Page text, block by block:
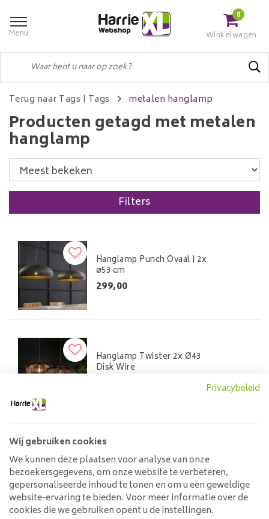
Menu
0
Winkelwagen
Terug naar Tags | Tags metalen hanglamp
Producten getagd met metalen
hanglamp
Filters
Hanglamp Punch Ovaal | 2x
ø53 cm
299,00
Hanglamp Twister 2x Ø43
Disk Wire
Hanglamp Evoluon 5L
149,00 99,00
Privacybeleid
Wij gebruiken cookies
We kunnen deze plaatsen voor analyse van onze
bezoekersgegevens, om onze website te verbeteren,
gepersonaliseerde inhoud te tonen en om u een geweldige
website-ervaring te bieden. Voor meer informatie over de
cookies die we gebruiken opent u de instellingen.